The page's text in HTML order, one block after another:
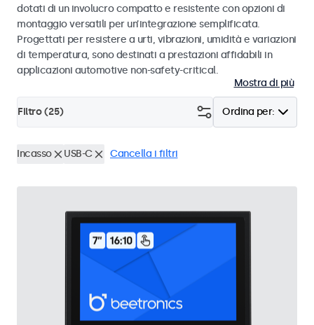
dotati di un involucro compatto e resistente con opzioni di
montaggio versatili per un’integrazione semplificata.
Progettati per resistere a urti, vibrazioni, umidità e variazioni
di temperatura, sono destinati a prestazioni affidabili in
applicazioni automotive non-safety-critical.
Mostra di più
Ordina per:
Filtro (25)
Incasso USB-C Cancella i filtri